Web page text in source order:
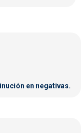
en negativas.